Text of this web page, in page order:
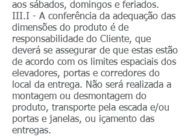
aos sábados, domingos e feriados.
III.I - A conferência da adequação das
dimensões do produto é de
responsabilidade do Cliente, que
deverá se assegurar de que estas estão
de acordo com os limites espaciais dos
elevadores, portas e corredores do
local da entrega. Não será realizada a
montagem ou desmontagem do
produto, transporte pela escada e/ou
portas e janelas, ou içamento das
entregas.